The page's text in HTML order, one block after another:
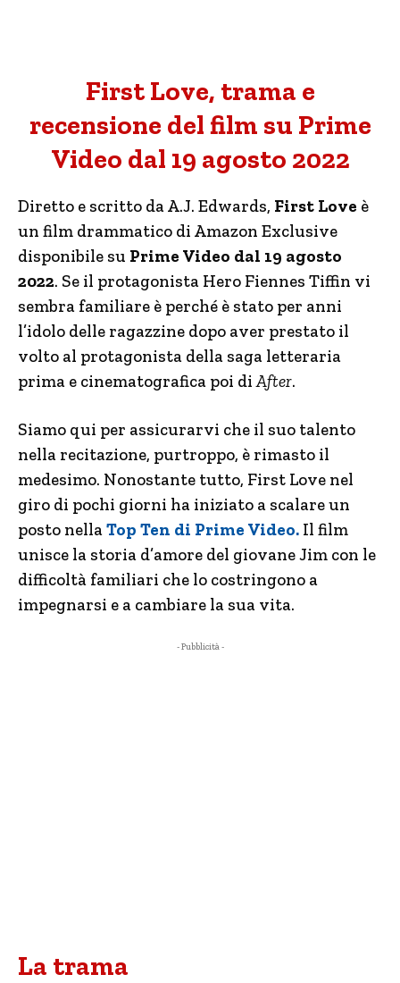
First Love, trama e
recensione del film su Prime
Video dal 19 agosto 2022
Diretto e scritto da A.J. Edwards, First Love è
un film drammatico di Amazon Exclusive
disponibile su Prime Video dal 19 agosto
2022. Se il protagonista Hero Fiennes Tiffin vi
sembra familiare è perché è stato per anni
l’idolo delle ragazzine dopo aver prestato il
volto al protagonista della saga letteraria
prima e cinematografica poi diAfter.
Siamo qui per assicurarvi che il suo talento
nella recitazione, purtroppo, è rimasto il
medesimo. Nonostante tutto, First Love nel
giro di pochi giorni ha iniziato a scalare un
posto nellaTop Ten di Prime Video. Il film
unisce la storia d’amore del giovane Jim con le
difficoltà familiari che lo costringono a
impegnarsi e a cambiare la sua vita.
- Pubblicità -
La trama